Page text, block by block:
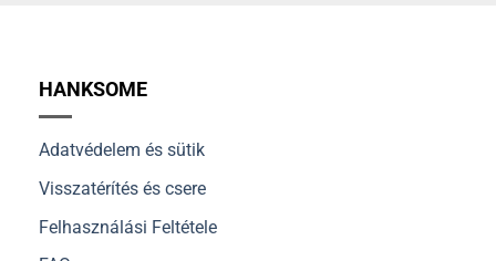
HANKSOME
Adatvédelem és sütik
Visszatérítés és csere
Felhasználási Feltétele